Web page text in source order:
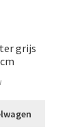
grijs